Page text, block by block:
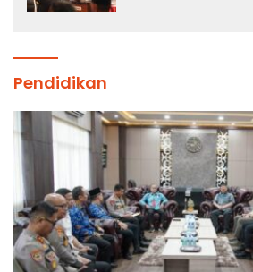
Pendidikan